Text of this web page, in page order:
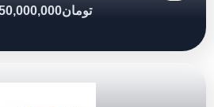
تومان